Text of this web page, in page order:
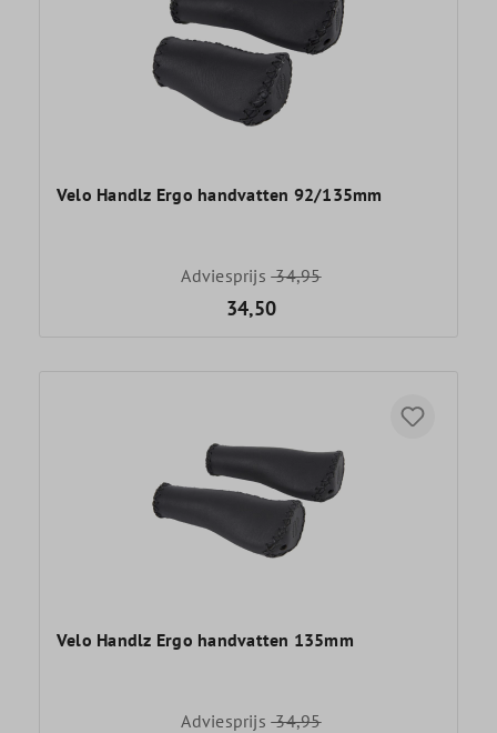
Velo Handlz Ergo handvatten 92/135mm
Adviesprijs34,95
34,50
Velo Handlz Ergo handvatten 135mm
Adviesprijs34,95